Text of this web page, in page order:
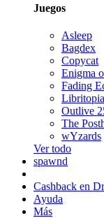
Juegos
Asleep
Bagdex
Copycat
Enigma
Fading
Libritopia
Outlive
The
wYzards
Ver todo
spawnd
Cashback en
Ayuda
Más